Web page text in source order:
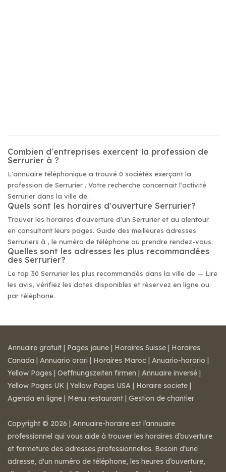
Combien d'entreprises exercent la profession de
Serrurier à ?
L'annuaire téléphonique a trouvé 0 sociétés exerçant la
profession de Serrurier . Votre recherche concernait l'activité
Serrurier dans la ville de .
Quels sont les horaires d'ouverture Serrurier?
Trouver les horaires d'ouverture d'un Serrurier et au alentour
en consultant leurs pages. Guide des meilleures adresses
Serruriers à , le numéro de téléphone ou prendre rendez-vous.
Quelles sont les adresses les plus recommandées
des Serrurier?
Le top 30 Serrurier les plus recommandés dans la ville de — Lire
les avis, vérifiez les dates disponibles et réservez en ligne ou
par téléphone.
Annuaire gratuit | Pages jaune | Horaires Suisse | Horaires
Canada | Annuario orari | Horaires Maroc | Anuario-horario |
Yellow Pages | Oeffnungszeiten firmen | Annuaire inversé |
Yellow Pages UK | Yellow Pages USA | Horaire societe |
Agenda en ligne | Menu restaurant | Gestion de chantier
Copyright © 2026 | Annuaire-horaire est l’annuaire
professionnel qui vous aide à trouver les horaires d’ouverture
et fermeture des adresses professionnelles. Besoin d'une
adresse, d'un numéro de téléphone, les heures d’ouverture,